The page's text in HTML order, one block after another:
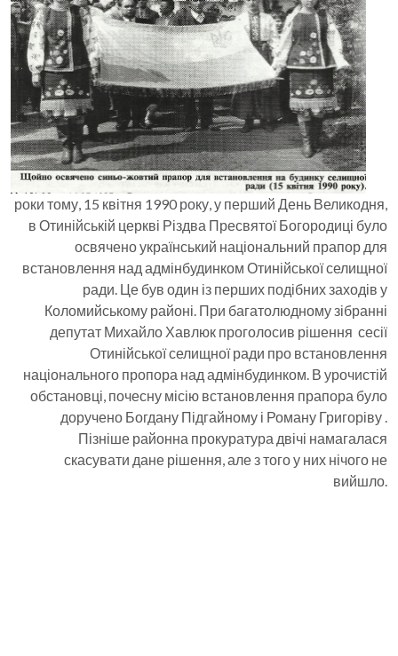
роки тому, 15 квітня 1990 року, у перший День Великодня,
в Отинійській церкві Різдва Пресвятої Богородиці було
освячено український національний прапор для
встановлення над адмінбудинком Отинійської селищної
ради. Це був один із перших подібних заходів у
Коломийському районі. При багатолюдному зібранні
депутат Михайло Хавлюк проголосив рішення сесії
Отинійської селищної ради про встановлення
національного пропора над адмінбудинком. В урочистій
обстановці, почесну місію встановлення прапора було
доручено Богдану Підгайному і Роману Григоріву .
Пізніше районна прокуратура двічі намагалася
скасувати дане рішення, але з того у них нічого не
вийшло.